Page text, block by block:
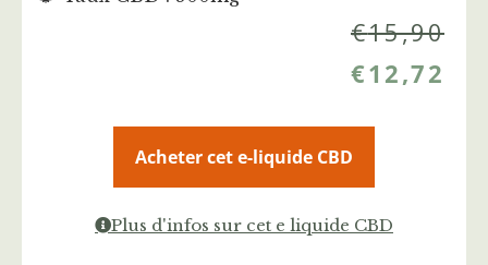
€15,90
€12,72
Acheter cet e-liquide CBD
Plus d'infos sur cet e liquide CBD